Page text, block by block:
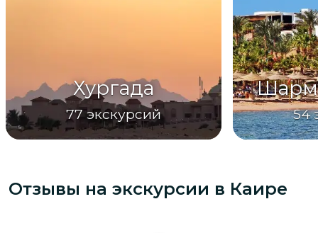
Хургада
77 экскурсий 54
Отзывы на экскурсии в Каире